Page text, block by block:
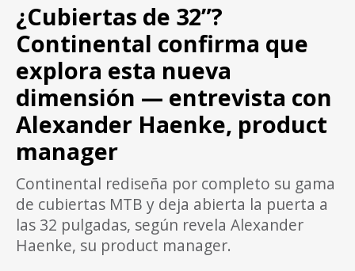
¿Cubiertas de 32”?
Continental confirma que
explora esta nueva
dimensión — entrevista con
Alexander Haenke, product
manager
Continental rediseña por completo su gama
de cubiertas MTB y deja abierta la puerta a
las 32 pulgadas, según revela Alexander
Haenke, su product manager.